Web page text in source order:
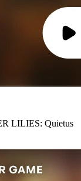
LILIES: Quietus